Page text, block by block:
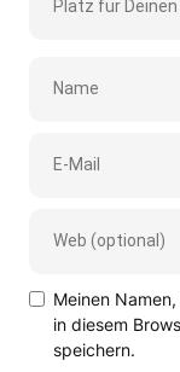
Meinen
in diesem
speichern.